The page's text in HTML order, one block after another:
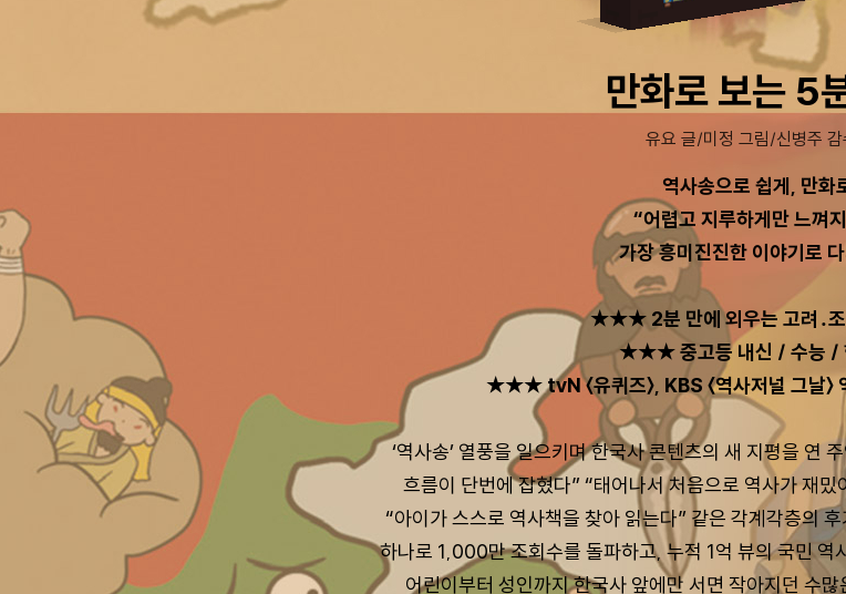
만화로 보는 5
유요 글/미정 그림/신병주 감
역사송으로 쉽게, 만화
“어렵고 지루하게만 느껴
가장 흥미진진한 이야기로
★★★ 2분 만에 외우는 고려․조
★★★ 중고등 내신 / 수능 /
★★★ tvN 〈유퀴즈〉, KBS 〈역사저널 그날〉
‘역사송’ 열풍을 일으키며 한국사 콘텐츠의 새 지평을 연
흐름이 단번에 잡혔다” “태어나서 처음으로 역사가 재
“아이가 스스로 역사책을 찾아 읽는다” 같은 각계각층의
하나로 1,000만 조회수를 돌파하고, 누적 1억 뷰의 국민 역
어린이부터 성인까지 한국사 앞에만 서면 작아지던 수